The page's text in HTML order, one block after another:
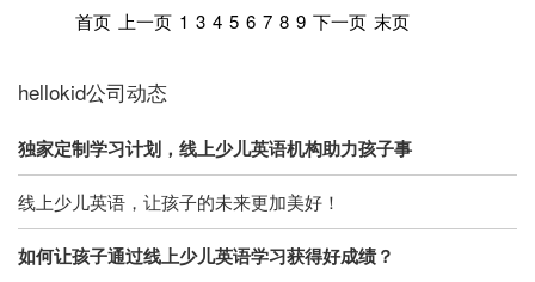
首页 上一页 1 3 4 5 6 7 8 9 下一页 末页
hellokid公司动态
独家定制学习计划，线上少儿英语机构助力孩子事
线上少儿英语，让孩子的未来更加美好！
如何让孩子通过线上少儿英语学习获得好成绩？